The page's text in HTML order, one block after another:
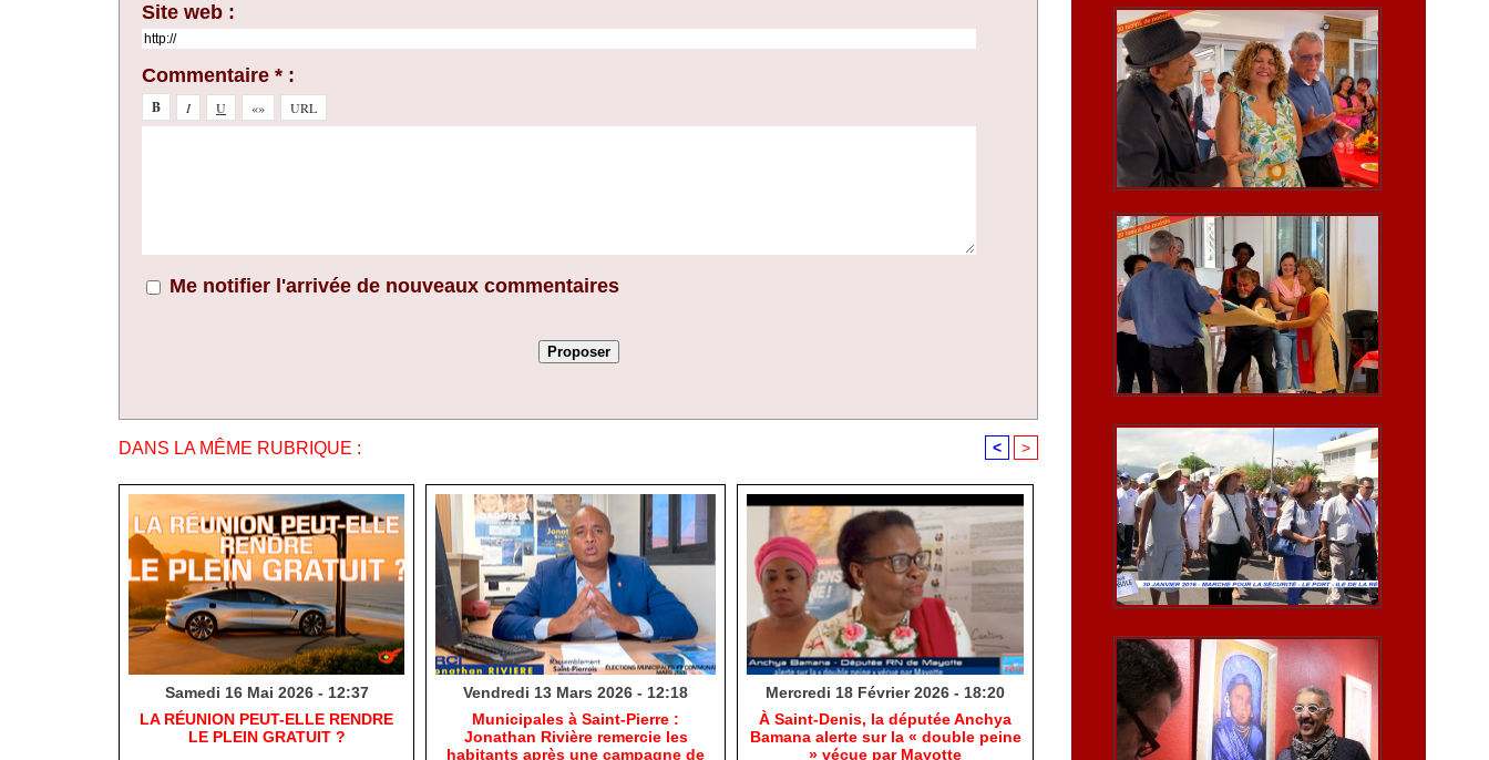
Site web :
Commentaire * :
Me notifier l'arrivée de nouveaux commentaires
DANS LA MÊME RUBRIQUE : < >
Samedi 16 Mai 2026 - 12:37
​LA RÉUNION PEUT-ELLE RENDRE
LE PLEIN GRATUIT ?
Vendredi 13 Mars 2026 - 12:18
​Municipales à Saint-Pierre :
Jonathan Rivière remercie les
habitants après une campagne de
Mercredi 18 Février 2026 - 18:20
​À Saint-Denis, la députée Anchya
Bamana alerte sur la « double peine
» vécue par Mayotte